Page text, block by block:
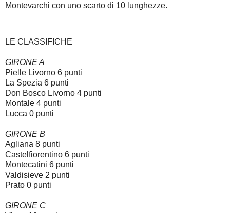
Montevarchi con uno scarto di 10 lunghezze.
LE CLASSIFICHE
GIRONE A
Pielle Livorno 6 punti
La Spezia 6 punti
Don Bosco Livorno 4 punti
Montale 4 punti
Lucca 0 punti
GIRONE B
Agliana 8 punti
Castelfiorentino 6 punti
Montecatini 6 punti
Valdisieve 2 punti
Prato 0 punti
GIRONE C